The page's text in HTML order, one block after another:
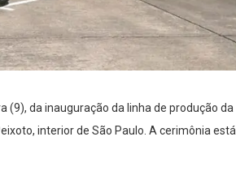
(9), da inauguração da linha de produção da
interior de São Paulo. A cerimônia está